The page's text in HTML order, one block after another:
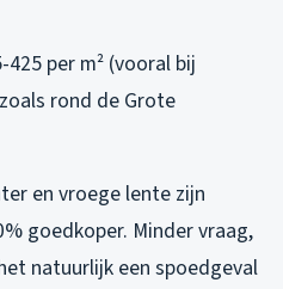
per m² (vooral bij
rond de Grote
en vroege lente zijn
goedkoper. Minder vraag,
natuurlijk een spoedgeval